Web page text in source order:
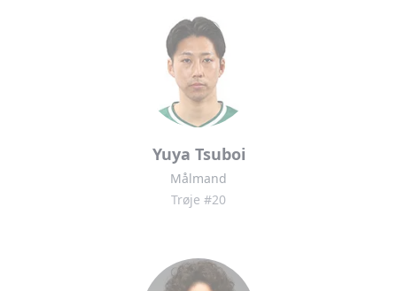
Yuya Tsuboi
Målmand
Trøje #20